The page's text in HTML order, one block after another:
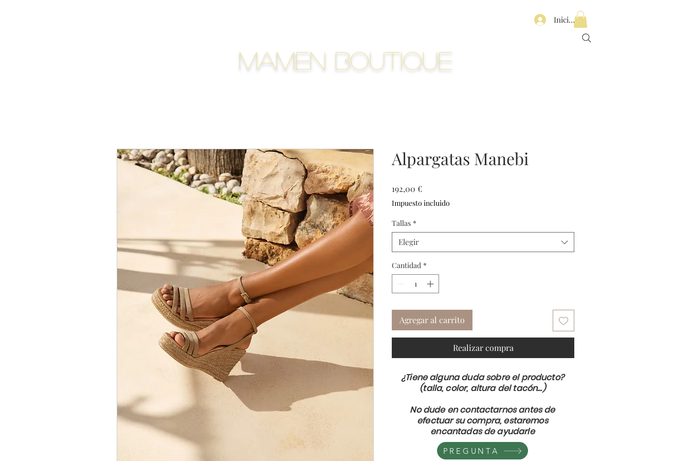
Mamen Boutique
Iniciar sesión
Alpargatas Manebi
192,00 €Precio
Impuesto incluido
Tallas *
Elegir
Cantidad *
Agregar al carrito
Realizar compra
¿Tiene alguna duda sobre el producto?
(talla, color, altura del tacón...)
No dude en contactarnos antes de
efectuar su compra, estaremos
encantadas de ayudarle
PREGUNTA